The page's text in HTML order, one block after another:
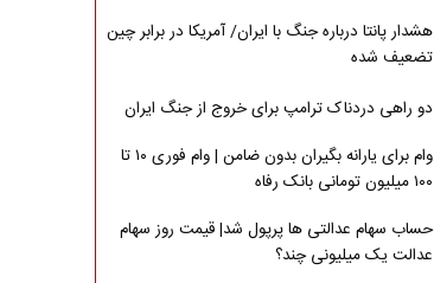
هشدار پانتا درباره جنگ با ایران/ آمریکا در برابر چین
تضعیف شده
دو راهی دردناک ترامپ برای خروج از جنگ ایران
وام برای یارانه بگیران بدون ضامن | وام فوری ۱۰ تا
۱۰۰ میلیون تومانی بانک رفاه
حساب سهام عدالتی ها پرپول شد| قیمت روز سهام
عدالت یک میلیونی چند؟